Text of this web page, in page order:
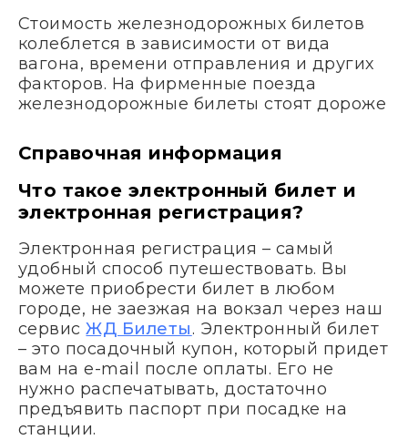
Стоимость железнодорожных билетов
колеблется в зависимости от вида
вагона, времени отправления и других
факторов. На фирменные поезда
железнодорожные билеты стоят дороже
Справочная информация
Что такое электронный билет и
электронная регистрация?
Электронная регистрация – самый
удобный способ путешествовать. Вы
можете приобрести билет в любом
городе, не заезжая на вокзал через наш
сервисЖД Билеты. Электронный билет
– это посадочный купон, который придет
вам на e-mail после оплаты. Его не
нужно распечатывать, достаточно
предъявить паспорт при посадке на
станции.